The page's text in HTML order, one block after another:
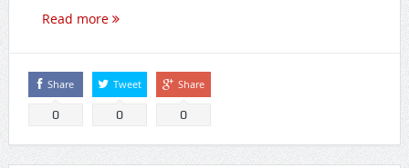
Read more
Share
0
Tweet
0
Share
0